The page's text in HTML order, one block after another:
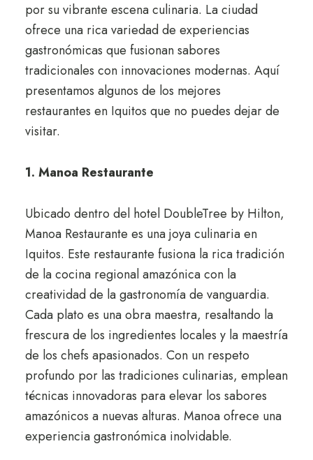
por su vibrante escena culinaria. La ciudad
ofrece una rica variedad de experiencias
gastronómicas que fusionan sabores
tradicionales con innovaciones modernas. Aquí
presentamos algunos de los mejores
restaurantes en Iquitos que no puedes dejar de
visitar.
1. Manoa Restaurante
Ubicado dentro del hotel DoubleTree by Hilton,
Manoa Restaurante es una joya culinaria en
Iquitos. Este restaurante fusiona la rica tradición
de la cocina regional amazónica con la
creatividad de la gastronomía de vanguardia.
Cada plato es una obra maestra, resaltando la
frescura de los ingredientes locales y la maestría
de los chefs apasionados. Con un respeto
profundo por las tradiciones culinarias, emplean
técnicas innovadoras para elevar los sabores
amazónicos a nuevas alturas. Manoa ofrece una
experiencia gastronómica inolvidable.